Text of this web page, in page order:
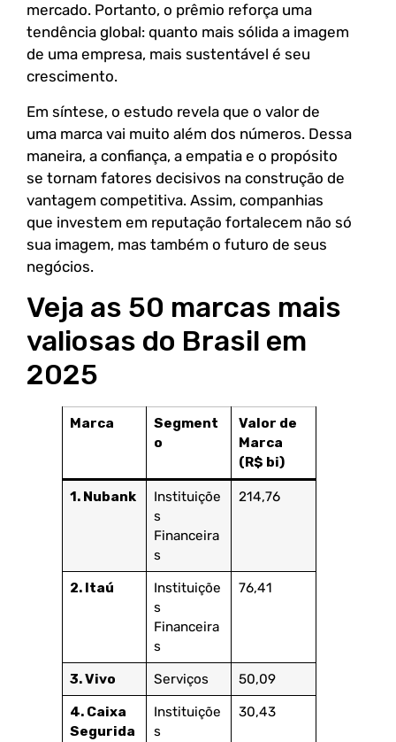
mercado. Portanto, o prêmio reforça uma
tendência global: quanto mais sólida a imagem
de uma empresa, mais sustentável é seu
crescimento.
Em síntese, o estudo revela que o valor de
uma marca vai muito além dos números. Dessa
maneira, a confiança, a empatia e o propósito
se tornam fatores decisivos na construção de
vantagem competitiva. Assim, companhias
que investem em reputação fortalecem não só
sua imagem, mas também o futuro de seus
negócios.
Veja as 50 marcas mais
valiosas do Brasil em
2025
Marca
Segment
o
Valor de
Marca
(R$ bi)
1. Nubank
Instituiçõe
s
Financeira
s
214,76
2. Itaú
Instituiçõe
s
Financeira
s
76,41
3. Vivo Serviços 50,09
4. Caixa
Segurida
Instituiçõe
s
30,43